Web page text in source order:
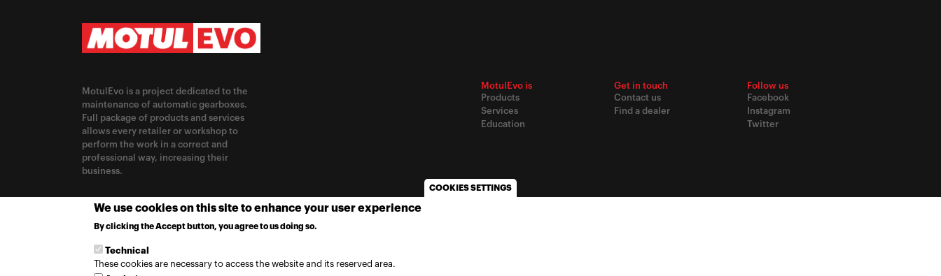
MotulEvo is a project dedicated to the
maintenance of automatic gearboxes.
Full package of products and services
allows every retailer or workshop to
perform the work in a correct and
professional way, increasing their
business.
MotulEvo is
Products
Services
Education
Get in touch
Contact us
Find a dealer
Follow us
Facebook
Instagram
Twitter
CHANGE LOCATION
Germany / English
COOKIES SETTINGS
We use cookies on this site to enhance your user experience
By clicking the Accept button, you agree to us doing so.
Technical
These cookies are necessary to access the website and its reserved area.